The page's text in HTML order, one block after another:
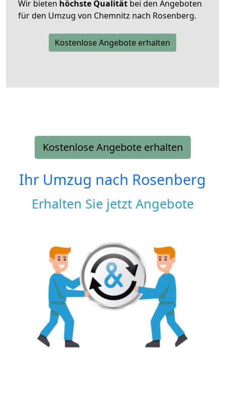
Wir bieten höchste Qualität bei den Angeboten
für den Umzug von Chemnitz nach Rosenberg.
Kostenlose Angebote erhalten
Kostenlose Angebote erhalten
Ihr Umzug nach Rosenberg
Erhalten Sie jetzt Angebote